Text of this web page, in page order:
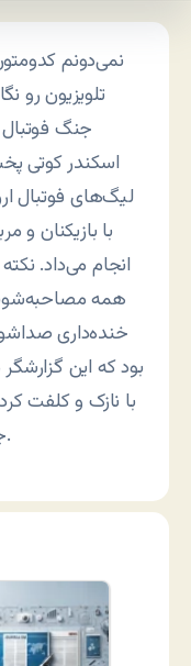
نمی‌دونم
تلویزیون رو
جنگ فوتبال
اسکندر کوتی
لیگ‌های فوتبال
با بازیکنان
انجام می‌داد.
همه
خنده‌داری
بود که این
با نازک و کلفت
جاتون خالی نصف شبی کلی خندیدم.